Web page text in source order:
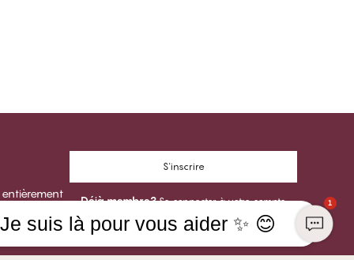
S'inscrire
Déjà membre? Se connecter à votre compte 1
Je suis là pour vous aider ✨ 😊